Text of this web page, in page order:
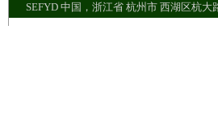
SEFYD 中国，浙江省 杭州市 西湖区杭